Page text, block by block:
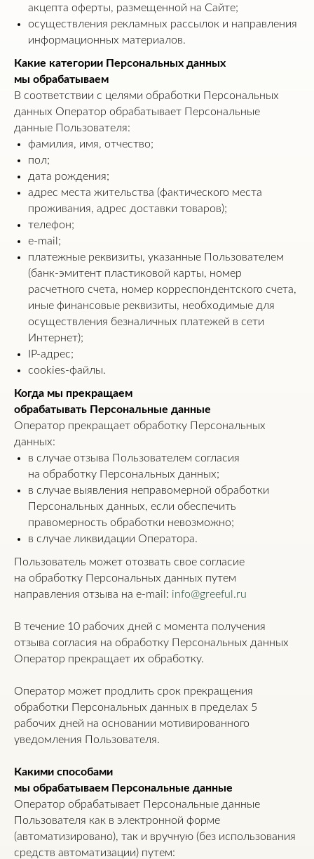
акцепта оферты, размещенной на Сайте;
осуществления рекламных рассылок и направления
информационных материалов.
Какие категории Персональных данных
мы обрабатываем
В соответствии с целями обработки Персональных
данных Оператор обрабатывает Персональные
данные Пользователя:
фамилия, имя, отчество;
пол;
дата рождения;
адрес места жительства (фактического места
проживания, адрес доставки товаров);
телефон;
e-mail;
платежные реквизиты, указанные Пользователем
(банк-эмитент пластиковой карты, номер
расчетного счета, номер корреспондентского счета,
иные финансовые реквизиты, необходимые для
осуществления безналичных платежей в сети
Интернет);
IP-адрес;
cookies-файлы.
Когда мы прекращаем
обрабатывать Персональные данные
Оператор прекращает обработку Персональных
данных:
в случае отзыва Пользователем согласия
на обработку Персональных данных;
в случае выявления неправомерной обработки
Персональных данных, если обеспечить
правомерность обработки невозможно;
в случае ликвидации Оператора.
Пользователь может отозвать свое согласие
на обработку Персональных данных путем
направления отзыва на e-mail: info@greeful.ru
В течение 10 рабочих дней с момента получения
отзыва согласия на обработку Персональных данных
Оператор прекращает их обработку.
Оператор может продлить срок прекращения
обработки Персональных данных в пределах 5
рабочих дней на основании мотивированного
уведомления Пользователя.
Какими способами
мы обрабатываем Персональные данные
Оператор обрабатывает Персональные данные
Пользователя как в электронной форме
(автоматизировано), так и вручную (без использования
средств автоматизации) путем: